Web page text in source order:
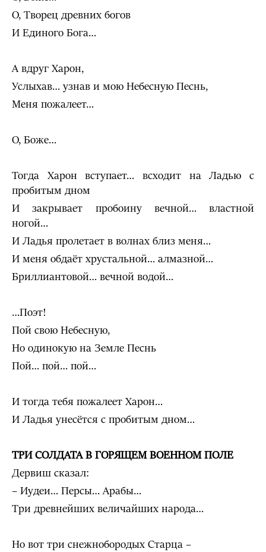
О, Творец древних богов
И Единого Бога…
А вдруг Харон,
Услыхав… узнав и мою Небесную Песнь,
Меня пожалеет…
О, Боже…
Тогда Харон вступает… всходит на Ладью с
пробитым дном
И закрывает пробоину вечной… властной
ногой…
И Ладья пролетает в волнах близ меня…
И меня обдаёт хрустальной… алмазной…
Бриллиантовой… вечной водой…
…Поэт!
Пой свою Небесную,
Но одинокую на Земле Песнь
Пой… пой… пой…
И тогда тебя пожалеет Харон…
И Ладья унесётся с пробитым дном…
ТРИ СОЛДАТА В ГОРЯЩЕМ ВОЕННОМ ПОЛЕ
Дервиш сказал:
– Иудеи… Персы… Арабы…
Три древнейших величайших народа…
Но вот три снежнобородых Старца –